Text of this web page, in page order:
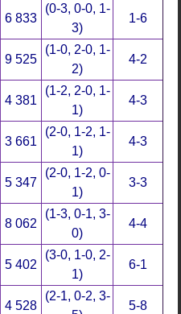
6 833
(0-3, 0-0, 1-
3)
1-6
9 525
(1-0, 2-0, 1-
2)
4-2
4 381
(1-2, 2-0, 1-
1)
4-3
3 661
(2-0, 1-2, 1-
1)
4-3
5 347
(2-0, 1-2, 0-
1)
3-3
8 062
(1-3, 0-1, 3-
0)
4-4
5 402
(3-0, 1-0, 2-
1)
6-1
4 528
(2-1, 0-2, 3-
5-8